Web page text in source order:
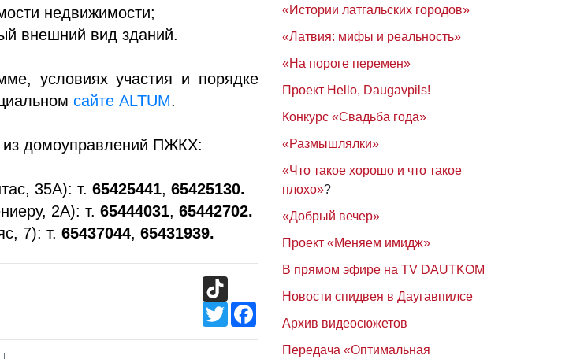
недвижимости;
внешний вид зданий.
условиях участия и порядке
сайте ALTUM.
из домоуправлений ПЖКХ:
35А): т.65425441,65425130.
2А): т.65444031,65442702.
7): т.65437044,65431939.
TikTok
TwitterFacebook
«Истории латгальских городов»
«Латвия: мифы и реальность»
«На пороге перемен»
Проект Hello, Daugavpils!
Конкурс «Свадьба года»
«Размышлялки»
«Что такое хорошо и что такое
плохо»?
«Добрый вечер»
Проект «Меняем имидж»
В прямом эфире на TV DAUTKOM
Новости спидвея в Даугавпилсе
Архив видеосюжетов
Передача «Оптимальная